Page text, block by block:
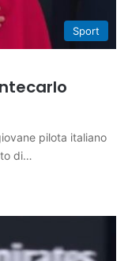
Sport
pilota italiano
di…